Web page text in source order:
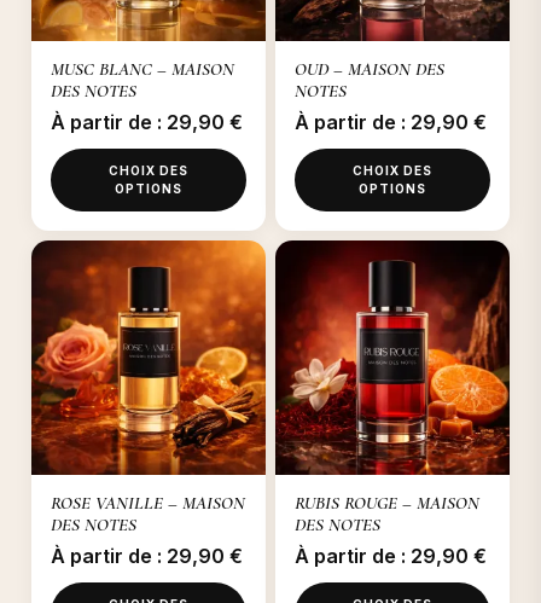
peuvent
être
choisies
sur
page
du
produit
peuvent
être
choisies
sur
page
du
produit
MUSC BLANC – MAISON
DES NOTES
À partir de : 29,90 €
CHOIX DES
OPTIONS
Ce
produit
a
plusieurs
variations.
Les
options
peuvent
être
choisies
sur
page
OUD – MAISON DES
NOTES
À partir de : 29,90 €
CHOIX DES
OPTIONS
Ce
produit
plusieurs
variations.
Les
options
peuvent
être
choisies
sur
page
ROSE VANILLE – MAISON
DES NOTES
À partir de : 29,90 €
RUBIS ROUGE – MAISON
DES NOTES
À partir de : 29,90 €